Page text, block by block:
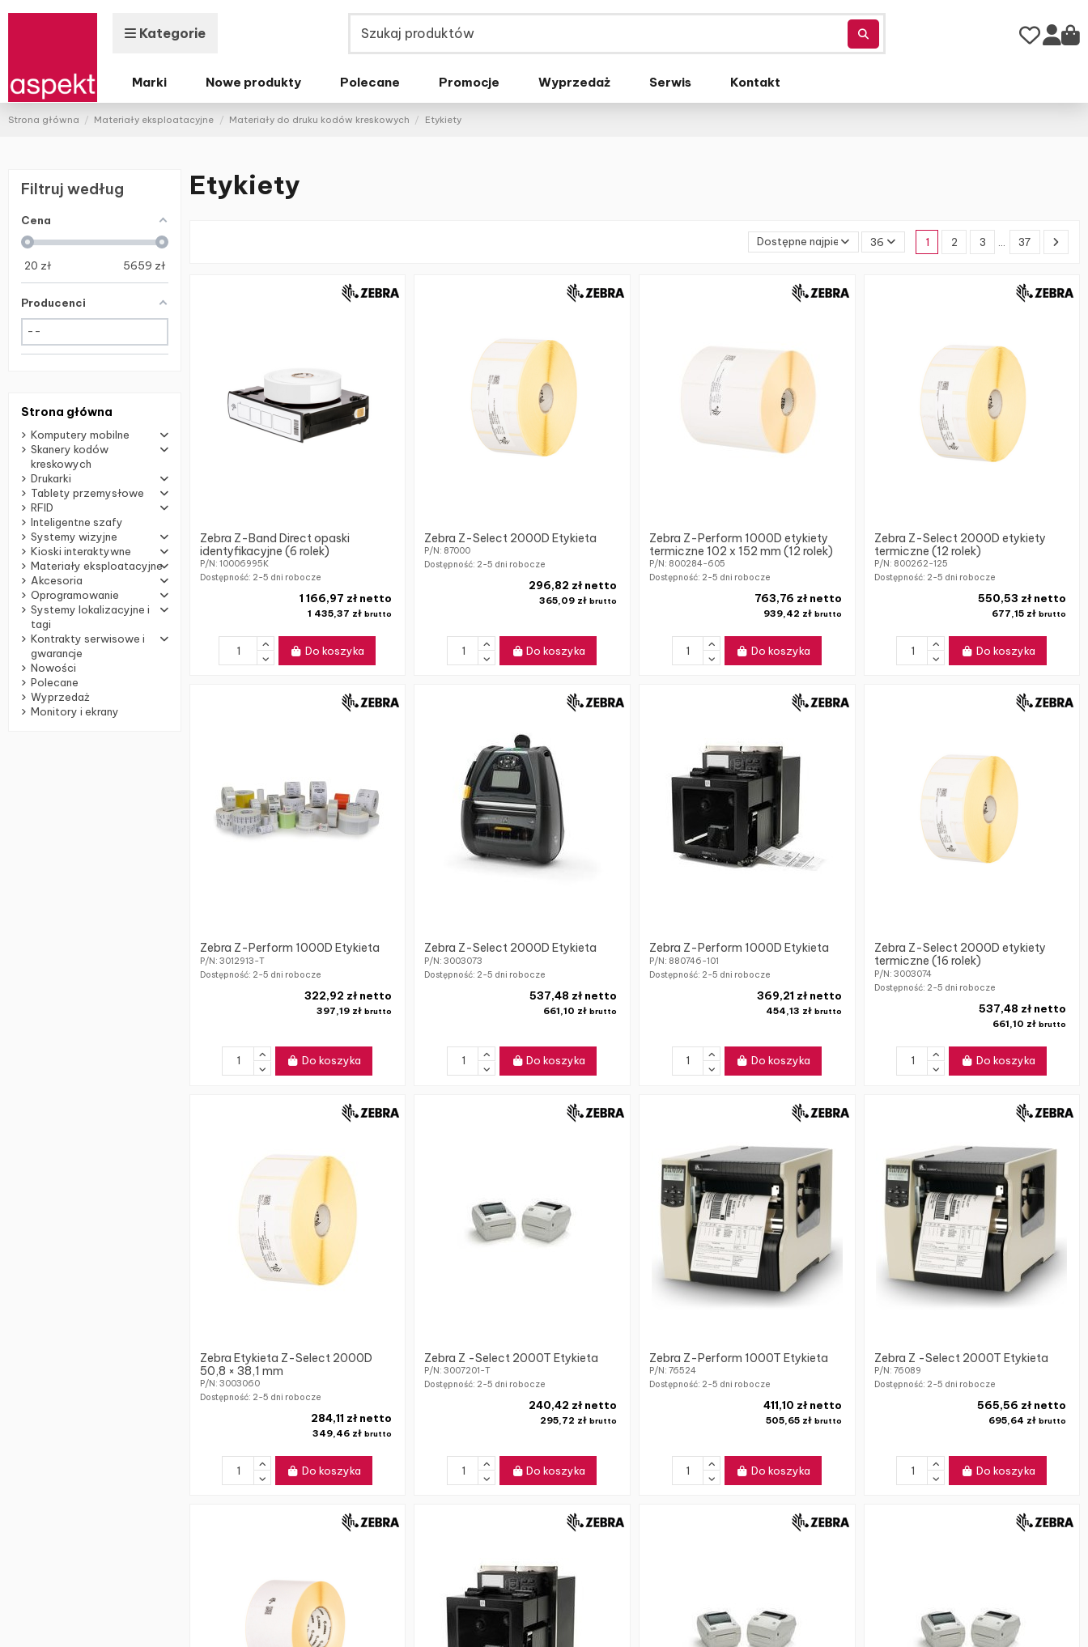
Kategorie
Marki Nowe produkty Polecane Promocje Wyprzedaż Serwis Kontakt
Strona główna Materiały eksploatacyjne Materiały do druku kodów kreskowych Etykiety
Etykiety
Dostępne najpierw 36 1 2 3 37
Zebra Z-Band Direct opaski
identyfikacyjne (6 rolek)
P/N: 10006995K
Dostępność: 2-5 dni robocze
1 435,37 złbrutto
1 166,97 zł netto
Do koszyka
Zebra Z-Select 2000D Etykieta
P/N: 87000
Dostępność: 2-5 dni robocze
365,09 złbrutto
296,82 zł netto
Do koszyka
Zebra Z-Perform 1000D etykiety
termiczne 102 x 152 mm (12 rolek)
P/N: 800284-605
Dostępność: 2-5 dni robocze
939,42 zł brutto
763,76 zł netto
Do koszyka
Zebra Z-Select 2000D etykiety
termiczne (12 rolek)
P/N: 800262-125
Dostępność: 2-5 dni robocze
677,15 złbrutto
550,53 zł netto
Do koszyka
Zebra Z-Perform 1000D Etykieta
P/N: 3012913-T
Dostępność: 2-5 dni robocze
397,19 złbrutto
322,92 zł netto
Do koszyka
Zebra Z-Select 2000D Etykieta
P/N: 3003073
Dostępność: 2-5 dni robocze
661,10 złbrutto
537,48 zł netto
Do koszyka
Zebra Z-Perform 1000D Etykieta
P/N: 880746-101
Dostępność: 2-5 dni robocze
454,13 zł brutto
369,21 zł netto
Do koszyka
Zebra Z-Select 2000D etykiety
termiczne (16 rolek)
P/N: 3003074
Dostępność: 2-5 dni robocze
661,10 złbrutto
537,48 zł netto
Do koszyka
Zebra Etykieta Z-Select 2000D
50,8 × 38,1 mm
P/N: 3003060
Dostępność: 2-5 dni robocze
349,46 złbrutto
284,11 zł netto
Do koszyka
Zebra Z -Select 2000T Etykieta
P/N: 3007201-T
Dostępność: 2-5 dni robocze
295,72 złbrutto
240,42 zł netto
Do koszyka
Zebra Z-Perform 1000T Etykieta
P/N: 76524
Dostępność: 2-5 dni robocze
505,65 zł brutto
411,10 zł netto
Do koszyka
Zebra Z -Select 2000T Etykieta
P/N: 76089
Dostępność: 2-5 dni robocze
695,64 złbrutto
565,56 zł netto
Do koszyka
Filtruj według
Cena
20 zł 5659 zł
Producenci
Strona główna
Komputery mobilne
Skanery kodów
kreskowych
Drukarki
Tablety przemysłowe
RFID
Inteligentne szafy
Systemy wizyjne
Kioski interaktywne
Materiały eksploatacyjne
Akcesoria
Oprogramowanie
Systemy lokalizacyjne i
tagi
Kontrakty serwisowe i
gwarancje
Nowości
Polecane
Wyprzedaż
Monitory i ekrany